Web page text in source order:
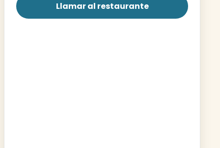
Llamar al restaurante